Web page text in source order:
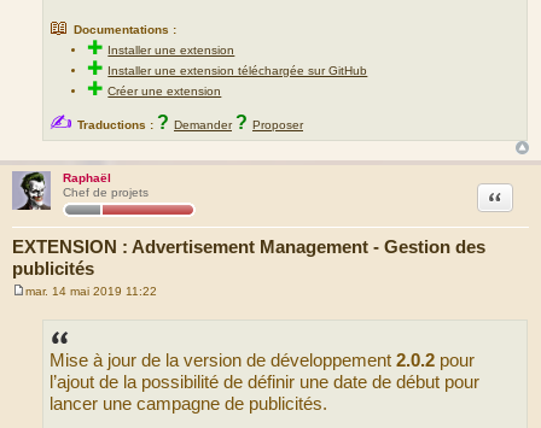
📖 Documentations :
✚ Installer une extension
✚ Installer une extension téléchargée sur GitHub
✚Créer une extension
✍ Traductions : ? Demander ? Proposer
Raphaël
Chef de projets
EXTENSION : Advertisement Management - Gestion des
publicités
Citation
mar. 14 mai 2019 11:22
Mise à jour de la version de développement 2.0.2 pour
l’ajout de la possibilité de définir une date de début pour
lancer une campagne de publicités.